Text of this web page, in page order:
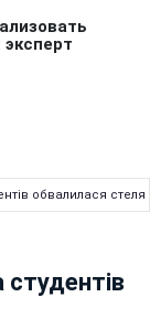
обвалилася стеля
студентів